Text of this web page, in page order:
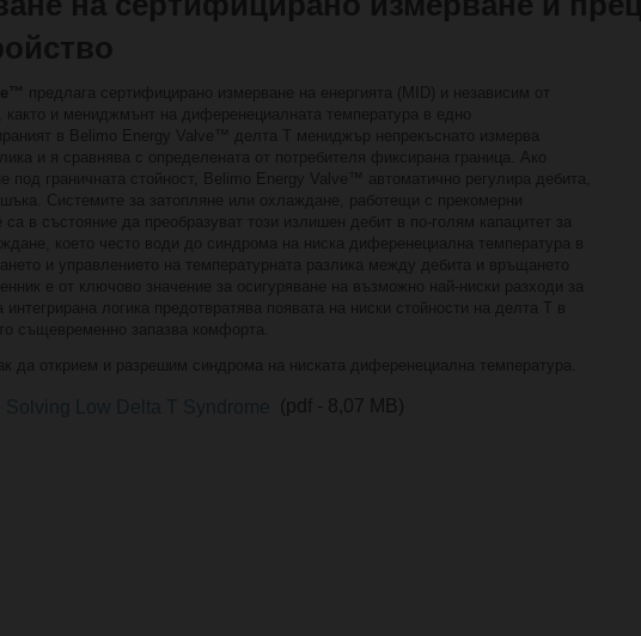
предлага сертифицирано измерване на енергията (MID) и независим от
както и мениджмънт на диференециалната температура в едно
в Belimo Energy Valve™ делта Т мениджър непрекъснато измерва
и я сравнява с определената от потребителя фиксирана граница. Ако
под граничната стойност, Belimo Energy Valve™ автоматично регулира дебита,
Системите за затопляне или охлаждане, работещи с прекомерни
са в състояние да преобразуват този излишен дебит в по-голям капацитет за
което често води до синдрома на ниска диференециална температура в
и управлението на температурната разлика между дебита и връщането
е от ключово значение за осигуряване на възможно най-ниски разходи за
логика предотвратява появата на ниски стойности на делта Т в
същевременно запазва комфорта.
да открием и разрешим синдрома на ниската диференециална температура.
(pdf - 8,07 MB)